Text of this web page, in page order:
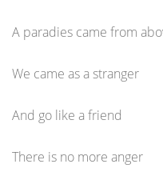
A paradies came from
We came as a stranger
And go like a friend
There is no more anger